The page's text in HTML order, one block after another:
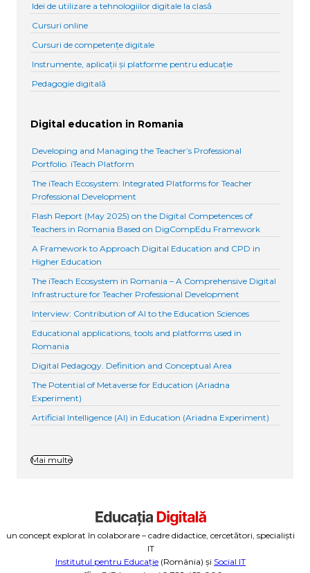
Idei de utilizare a tehnologiilor digitale la clasă
Cursuri online
Cursuri de competențe digitale
Instrumente, aplicații și platforme pentru educație
Pedagogie digitală
Digital education in Romania
Developing and Managing the Teacher’s Professional
Portfolio. iTeach Platform
The iTeach Ecosystem: Integrated Platforms for Teacher
Professional Development
Flash Report (May 2025) on the Digital Competences of
Teachers in Romania Based on DigCompEdu Framework
A Framework to Approach Digital Education and CPD in
Higher Education
The iTeach Ecosystem in Romania – A Comprehensive Digital
Infrastructure for Teacher Professional Development
Interview: Contribution of AI to the Education Sciences
Educational applications, tools and platforms used in
Romania
Digital Pedagogy. Definition and Conceptual Area
The Potential of Metaverse for Education (Ariadna
Experiment)
Artificial Intelligence (AI) in Education (Ariadna Experiment)
Mai multe
un concept explorat în colaborare – cadre didactice, cercetători, specialiști
IT
Institutul pentru Educație (România) și Social IT